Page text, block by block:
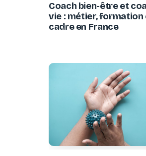
Coach bien-être et
vie : métier, formation
cadre en France